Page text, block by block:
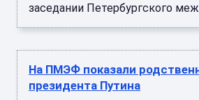
заседании Петербургского
На ПМЭФ показали
президента Путина